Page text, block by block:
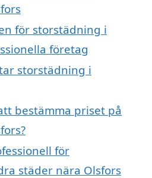
för storstädning i
företag
storstädning i
bestämma priset på
för
städer nära Olsfors